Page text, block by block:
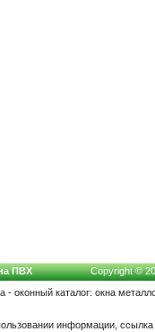
ПВХ
Copyright ©
- оконный каталог: окна
информации, ссылка